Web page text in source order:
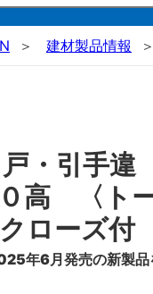
建材製品情報
・引手
〈トー
ローズ付
年6月発売の新製品